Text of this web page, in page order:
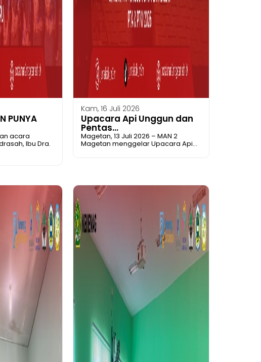
PUNYA
acara
Ibu Dra.
Kam, 16 Juli 2026
Upacara Api Unggun dan
Pentas...
Magetan, 13 Juli 2026 – MAN 2
Magetan menggelar Upacara Api...